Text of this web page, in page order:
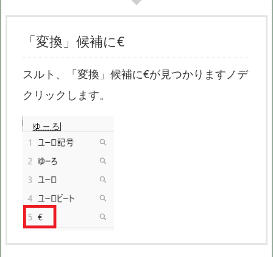
「変換」候補に€
スルト、「変換」候補に€が見つかりますノデ
クリックします。